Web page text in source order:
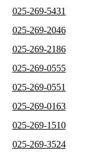
025-269-5431
025-269-2046
025-269-2186
025-269-0555
025-269-0551
025-269-0163
025-269-1510
025-269-3524